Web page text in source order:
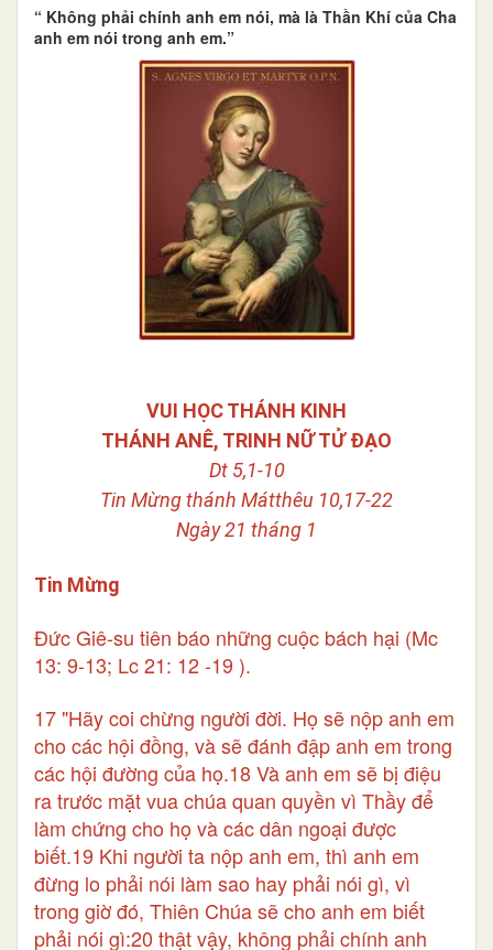
​​​​​​​“ Không phải chính anh em nói, mà là Thần Khí của Cha
anh em nói trong anh em.”
VUI HỌC THÁNH KINH
THÁNH ANÊ, TRINH NỮ TỬ ĐẠO
Dt 5,1-10
Tin Mừng thánh Mátthêu 10,17-22
Ngày 21 tháng 1
Tin Mừng
Đức Giê-su tiên báo những cuộc bách hại (Mc
13: 9-13; Lc 21: 12 -19 ).
17 "Hãy coi chừng người đời. Họ sẽ nộp anh em
cho các hội đồng, và sẽ đánh đập anh em trong
các hội đường của họ.18 Và anh em sẽ bị điệu
ra trước mặt vua chúa quan quyền vì Thầy để
làm chứng cho họ và các dân ngoại được
biết.19 Khi người ta nộp anh em, thì anh em
đừng lo phải nói làm sao hay phải nói gì, vì
trong giờ đó, Thiên Chúa sẽ cho anh em biết
phải nói gì:20 thật vậy, không phải chính anh